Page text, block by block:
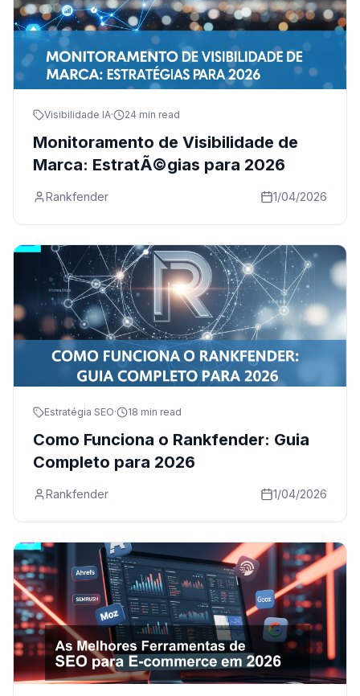
Visibilidade IA· 24 min read
Monitoramento de Visibilidade de
Marca: EstratÃ©gias para 2026
Rankfender 1/04/2026
Estratégia SEO· 18 min read
Como Funciona o Rankfender: Guia
Completo para 2026
Rankfender 1/04/2026